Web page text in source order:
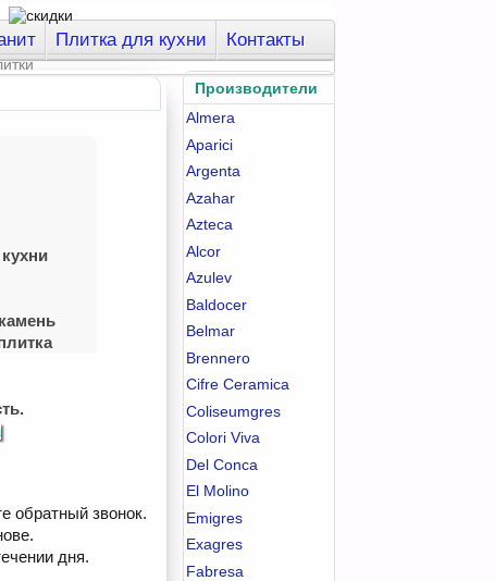
Плитка для кухни Контакты
Производители
Almera
Aparici
Argenta
Azahar
Azteca
Alcor
Azulev
Baldocer
Belmar
Brennero
Cifre Ceramica
Coliseumgres
Colori Viva
Del Conca
El Molino
Emigres
Exagres
Fabresa
обратный звонок.
дня.